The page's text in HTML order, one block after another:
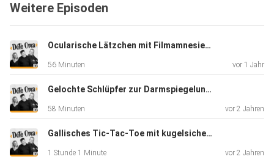
Deshalb: Viel Spaß mit eurer elektrifizierten Schwalbe!
Weitere Episoden
Ocularische Lätzchen mit Filmamnesie und ganz dolden Gerüchen
56 Minuten vor 1 Jahr
Gelochte Schlüpfer zur Darmspiegelung mit Lötlampe
58 Minuten vor 2 Jahren
Gallisches Tic-Tac-Toe mit kugelsicheren Waschbären
1 Stunde 1 Minute vor 2 Jahren